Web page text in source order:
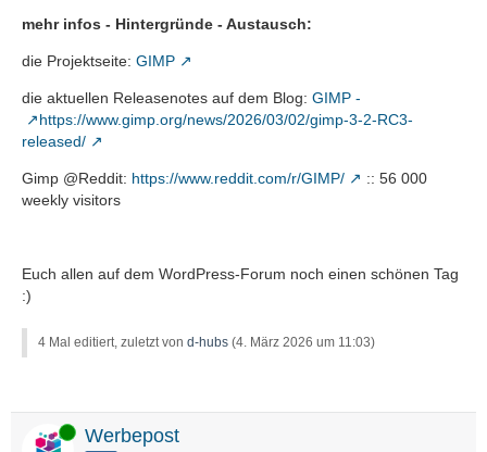
for other color precision modes to be set. This fixes several
inconsistencies in how these filters operate in both the GUI
UX / UI Improvements
mehr infos - Hintergründe - Austausch:
die Projektseite: GIMP
die aktuellen Releasenotes auf dem Blog: GIMP -
https://www.gimp.org/news/2026/03/02/gimp-3-2-RC3-
released/
Gimp @Reddit: https://www.reddit.com/r/GIMP/
:: 56 000
weekly visitors
Euch allen auf dem WordPress-Forum noch einen schönen Tag
:)
4 Mal editiert, zuletzt von d-hubs (4. März 2026 um 11:03)
Online Werbepost